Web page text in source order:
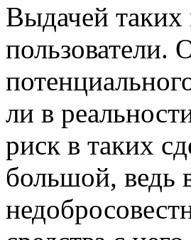
Выдачей таких
пользователи.
ли в
риск в таких
большой, ведь